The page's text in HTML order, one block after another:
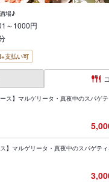
場♪
～1000円
支払い可
ス】マルゲリータ・真夜中のスパゲ
】マルゲリータ・真夜中のスパゲテ